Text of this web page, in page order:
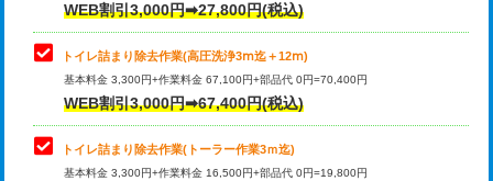
WEB割引3,000円➡27,800円(税込)
トイレ詰まり除去作業(高圧洗浄3ⅿ迄＋12ⅿ)
基本料金 3,300円+作業料金 67,100円+部品代 0円=70,400円
WEB割引3,000円➡67,400円(税込)
トイレ詰まり除去作業(トーラー作業3ｍ迄)
基本料金 3,300円+作業料金 16,500円+部品代 0円=19,800円